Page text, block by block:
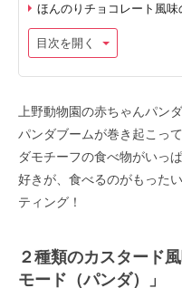
ほんのりチョコレート風味
目次を開く
上野動物園の赤ちゃんパン
パンダブームが巻き起こっ
ダモチーフの食べ物がいっ
好きが、食べるのがもった
ティング！
２種類のカスタード
モード（パンダ）」